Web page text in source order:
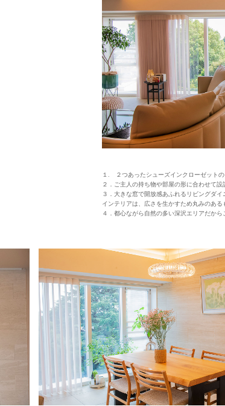
１. ２つあったシューズインクローゼット
２．ご主人の持ち物や部屋の形に合わせて
３．大きな窓で開放感あふれるリビングダ
インテリアは、広さを生かすため丸みのある
４．都心ながら自然の多い深沢エリアだか